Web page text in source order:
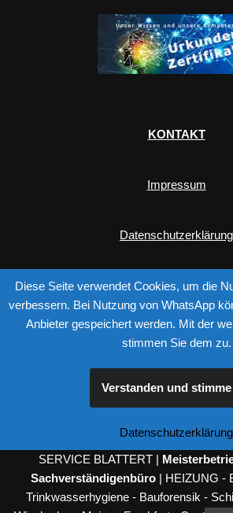
KONTAKT
Impressum
Datenschutzerklärung
Please
SERVICE BLATTERT |
Sachverständigenbüro | HEIZUNG -
Trinkwasserhygiene - Bauforensik -
Diese Seite verwendet Cookies, um die
verbessern. Bei Nutzung von WhatsApp
Anbieter gespeichert werden. Mit der
stimmen Sie dem zu.
Verstanden und
Datenschutzerklärung